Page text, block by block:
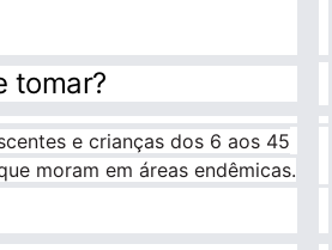
tomar?
e crianças dos 6 aos 45
moram em áreas endêmicas.